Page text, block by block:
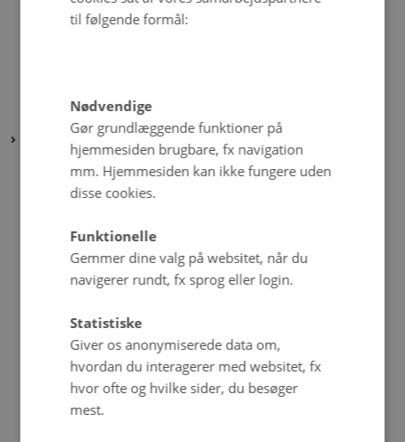
juni 2022(1 post)
(6 poster)
januar 2022(3 poster)
december 2021(6 poster)
november 2021(2 poster)
september 2021(1 post)
august 2021
(5 poster)
juni 2021(3 poster)
maj 2021(5 poster)
april 2021(4 poster)
marts 2021
(3 poster)
til følgende formål:
Nødvendige
Gør grundlæggende funktioner på
hjemmesiden brugbare, fx navigation
mm. Hjemmesiden kan ikke fungere uden
disse cookies.
Funktionelle
Gemmer dine valg på websitet, når du
navigerer rundt, fx sprog eller login.
Statistiske
Giver os anonymiserede data om,
hvordan du interagerer med websitet, fx
hvor ofte og hvilke sider, du besøger
mest.